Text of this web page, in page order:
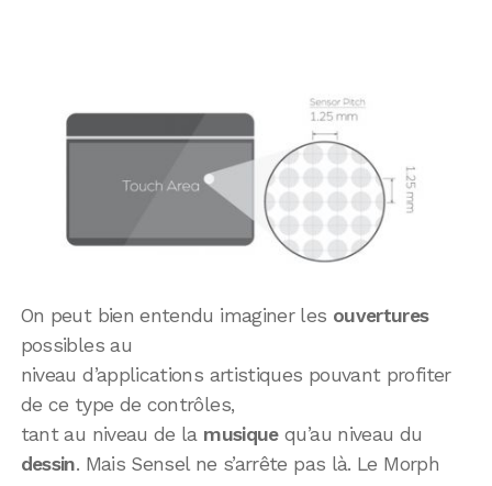
On peut bien entendu imaginer les ouvertures
possibles au
niveau d’applications artistiques pouvant profiter
de ce type de contrôles,
tant au niveau de la musiquequ’au niveau du
dessin. Mais Sensel ne s’arrête pas là. Le Morph